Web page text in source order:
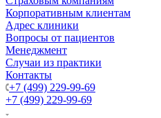
Корпоративным клиентам
Адрес клиники
Вопросы от пациентов
Менеджмент
Случаи из практики
Контакты
+7 (499) 229-99-69
+7 (499) 229-99-69